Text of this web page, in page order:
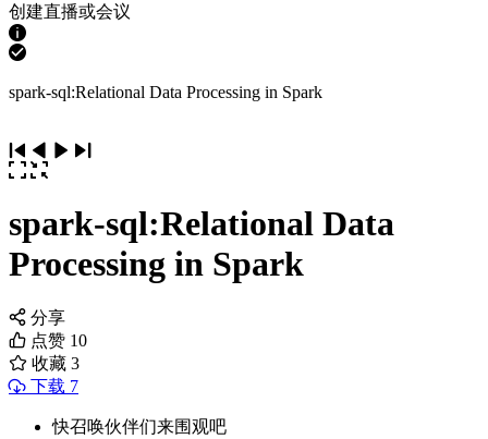
创建直播或会议
spark-sql:Relational Data Processing in Spark
spark-sql:Relational Data
Processing in Spark
分享
点赞 10
收藏 3
下载 7
快召唤伙伴们来围观吧